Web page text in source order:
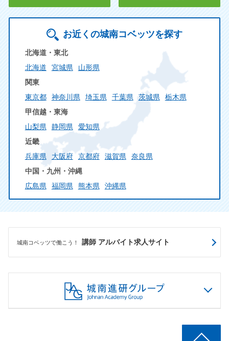
お近くの城南コベッツを探す
北海道・東北
北海道
宮城県
山形県
関東
東京都
神奈川県 埼玉県 千葉県 茨城県
栃木県
甲信越・東海
山梨県
静岡県
愛知県
近畿
兵庫県
大阪府 京都府 滋賀県
奈良県
中国・九州・沖縄
広島県
福岡県 熊本県 沖縄県
城南コベッツで働こう！ 講師 アルバイト求人サイト